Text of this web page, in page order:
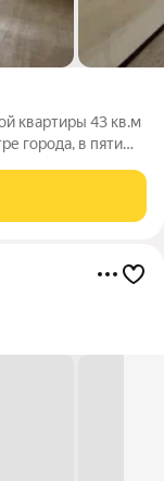
квартиры 43 кв.м
города, в пяти